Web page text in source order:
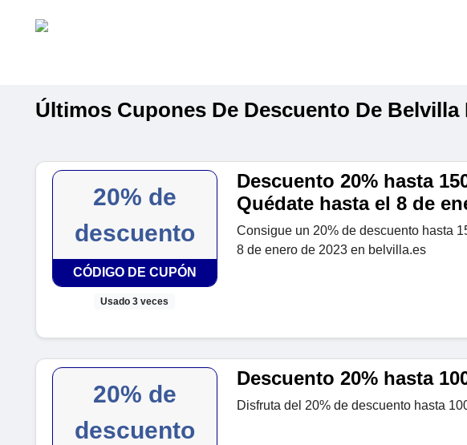
Últimos Cupones De Descuento De Belvilla
20% de
descuento
CÓDIGO DE CUPÓN
Usado 3 veces
Descuento 20% hasta
Quédate hasta el 8 de
Consigue un 20% de descuento hasta
8 de enero de 2023 en belvilla.es
20% de
descuento
Descuento 20% hasta
Disfruta del 20% de descuento hasta